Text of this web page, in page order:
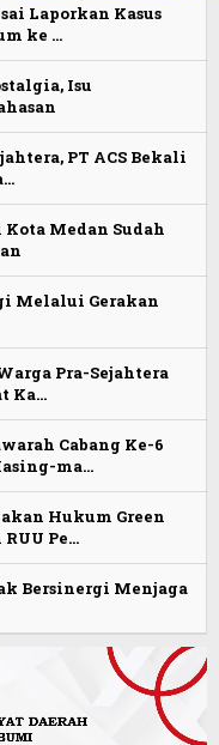
Laporkan Kasus
ke …
Isu
PT ACS Bekali
Medan Sudah
Melalui Gerakan
Pra-Sejahtera
Ka…
Cabang Ke-6
ma…
Hukum Green
Pe…
Bersinergi Menjaga